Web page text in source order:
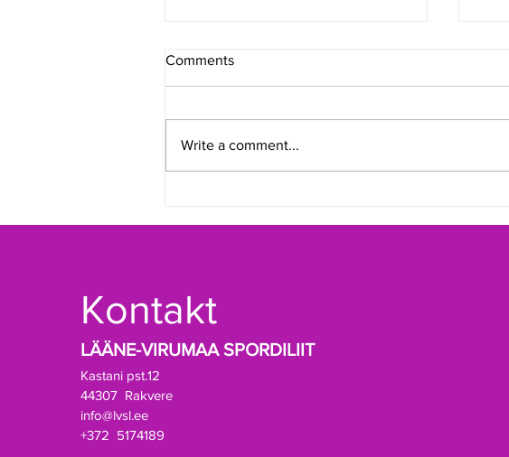
Comments
Write a comment...
Kontakt
LÄÄNE-VIRUMAA SPORDILIIT
Kastani pst.12
44307 Rakvere
info@lvsl.ee
+372 5174189